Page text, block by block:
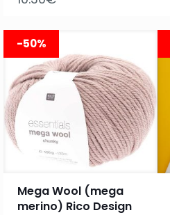
-50%
Mega Wool (mega
merino) Rico Design